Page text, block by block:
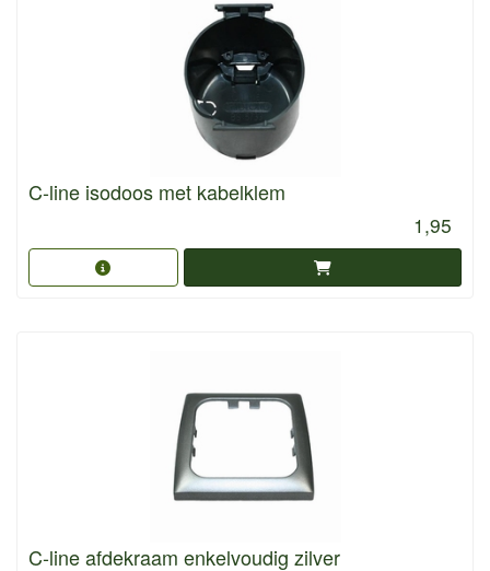
C-line isodoos met kabelklem
1,95
C-line afdekraam enkelvoudig zilver